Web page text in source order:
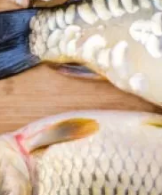
и страната.
услуги и